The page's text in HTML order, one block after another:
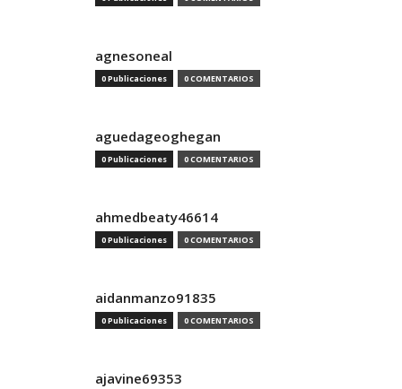
agnesoneal
0 Publicaciones 0 COMENTARIOS
aguedageoghegan
0 Publicaciones 0 COMENTARIOS
ahmedbeaty46614
0 Publicaciones 0 COMENTARIOS
aidanmanzo91835
0 Publicaciones 0 COMENTARIOS
ajavine69353